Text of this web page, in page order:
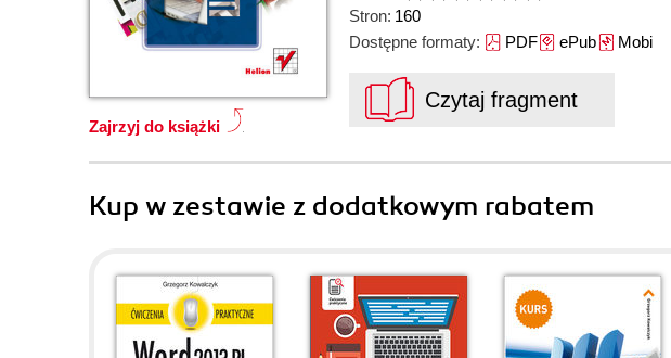
Zajrzyj do książki
Stron: 160
Dostępne formaty: PDFePubMobi
Czytaj fragment
Kup w zestawie z dodatkowym rabatem